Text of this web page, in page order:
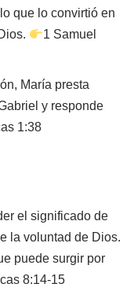
que lo convirtió en
1 Samuel
María presta
y responde
1:38
el significado de
la voluntad de Dios.
puede surgir por
8:14-15